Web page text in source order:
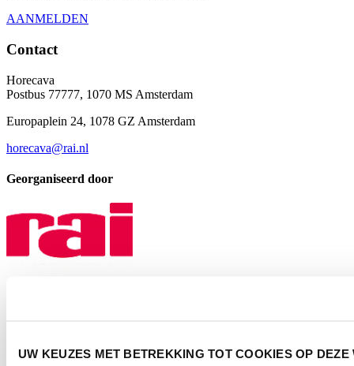
UW KEUZES MET BETREKKING TOT COOKIES OP DEZE
AANMELDEN
Contact
Horecava
Postbus 77777, 1070 MS Amsterdam
Europaplein 24, 1078 GZ Amsterdam
horecava@rai.nl
Georganiseerd door